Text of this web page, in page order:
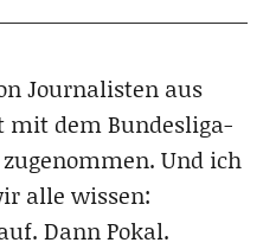
Journalisten aus
mit dem Bundesliga-
Und ich
alle wissen:
Dann Pokal.